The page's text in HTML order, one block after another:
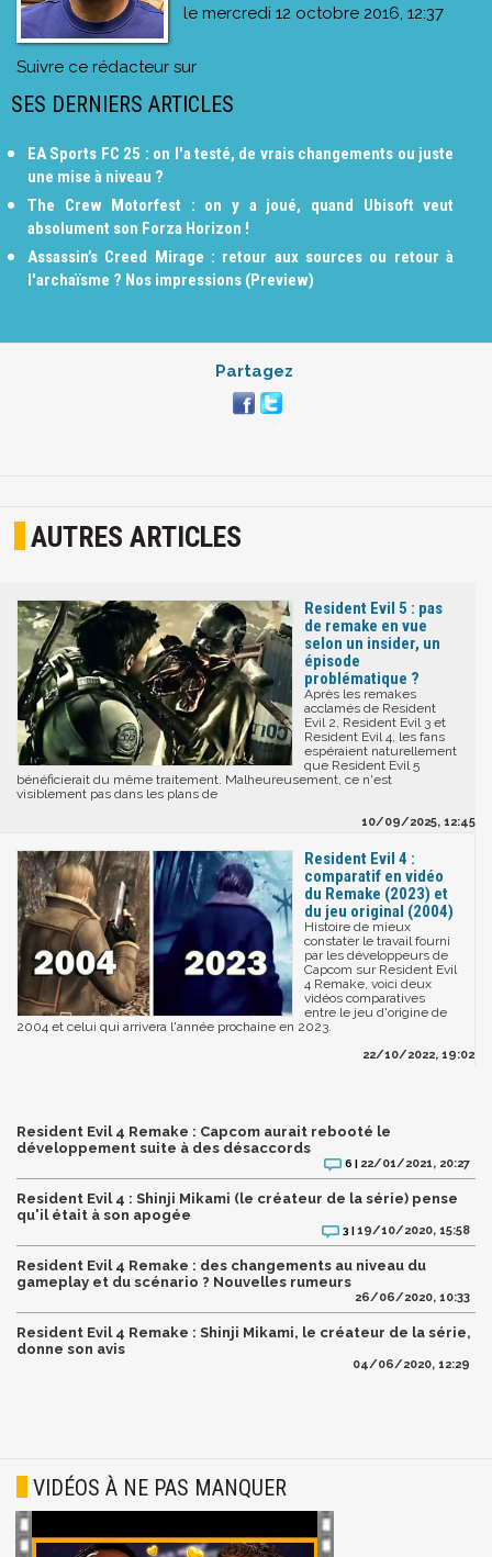
le mercredi 12 octobre 2016, 12:37
Suivre ce rédacteur sur
SES DERNIERS ARTICLES
EA Sports FC 25 : on l'a testé, de vrais changements ou juste
une mise à niveau ?
The Crew Motorfest : on y a joué, quand Ubisoft veut
absolument son Forza Horizon !
Assassin’s Creed Mirage : retour aux sources ou retour à
l'archaïsme ? Nos impressions (Preview)
Partagez
AUTRES ARTICLES
Resident Evil 5 : pas
de remake en vue
selon un insider, un
épisode
problématique ?
Après les remakes
acclamés de Resident
Evil 2, Resident Evil 3 et
Resident Evil 4, les fans
espéraient naturellement
que Resident Evil 5
bénéficierait du même traitement. Malheureusement, ce n'est
visiblement pas dans les plans de
10/09/2025, 12:45
Resident Evil 4 :
comparatif en vidéo
du Remake (2023) et
du jeu original (2004)
Histoire de mieux
constater le travail fourni
par les développeurs de
Capcom sur Resident Evil
4 Remake, voici deux
vidéos comparatives
entre le jeu d'origine de
2004 et celui qui arrivera l'année prochaine en 2023.
22/10/2022, 19:02
Resident Evil 4 Remake : Capcom aurait rebooté le
développement suite à des désaccords
6 | 22/01/2021, 20:27
Resident Evil 4 : Shinji Mikami (le créateur de la série) pense
qu'il était à son apogée
3 | 19/10/2020, 15:58
Resident Evil 4 Remake : des changements au niveau du
gameplay et du scénario ? Nouvelles rumeurs
26/06/2020, 10:33
Resident Evil 4 Remake : Shinji Mikami, le créateur de la série,
donne son avis
04/06/2020, 12:29
VIDÉOS À NE PAS MANQUER